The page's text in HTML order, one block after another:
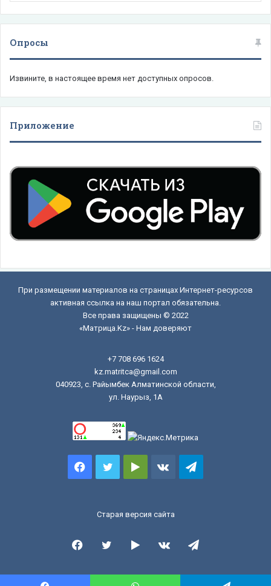
Опросы
Извините, в настоящее время нет доступных опросов.
Приложение
При размещении материалов на страницах Интернет-ресурсов
активная ссылка на наш портал обязательна.
Все права защищены © 2022
«Матрица.Kz» - Нам доверяют
+7 708 696 1624
kz.matritca@gmail.com
040923, с. Райымбек Алматинской области,
ул. Наурыз, 1А
FacebookTwitterGoogle vk.comTelegram
Старая версия сайта
FacebookTwitterGoogle
Play
vk.comTelegram